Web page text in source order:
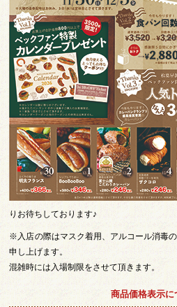
りお待ちしております♪
※入店の際はマスク着用、アルコール消毒
申し上げます。
混雑時には入場制限をさせて頂きます。
商品価格表示に